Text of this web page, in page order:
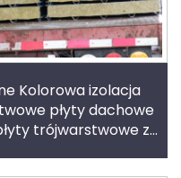
Kolorowa izolacja
płyty dachowe
trójwarstwowe z